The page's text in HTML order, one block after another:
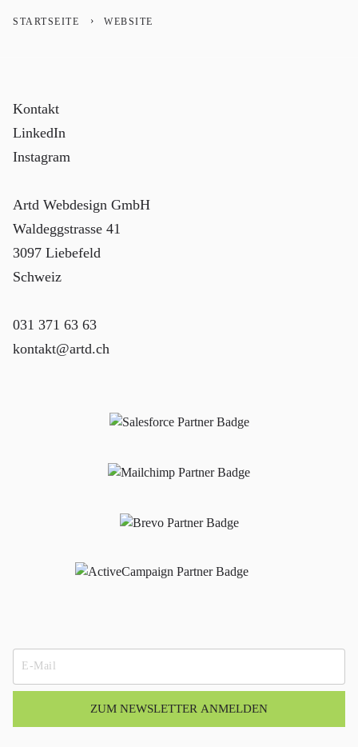
STARTSEITE WEBSITE
Kontakt
LinkedIn
Instagram
Artd Webdesign GmbH
Waldeggstrasse 41
3097 Liebefeld
Schweiz
031 371 63 63
kontakt@artd.ch
ZUM NEWSLETTER ANMELDEN